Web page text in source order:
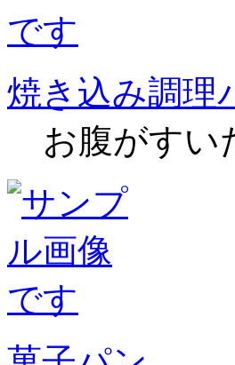
焼き込み調理
お腹がすい